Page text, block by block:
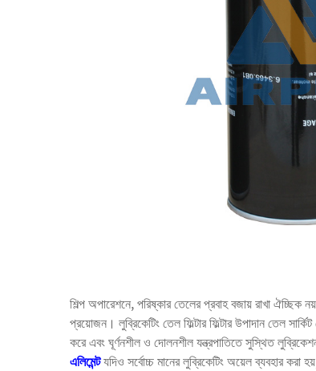
শিল্প অপারেশনে, পরিষ্কার তেলের প্রবাহ বজায় রাখা ঐচ্ছিক
প্রয়োজন। লুব্রিকেটিং তেল ফিল্টার ফিল্টার উপাদানতেল
করে এবং ঘূর্ণনশীল ও দোলনশীল যন্ত্রপাতিতে সুস্থিত
এলিমেন্টযদিও সর্বোচ্চ মানের লুব্রিকেটিং অয়েল ব্যবহার